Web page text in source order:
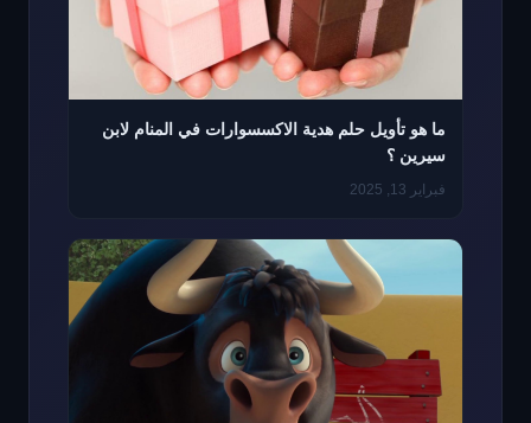
ما هو تأويل حلم هدية الاكسسوارات في المنام لابن
سيرين ؟
فبراير 13, 2025